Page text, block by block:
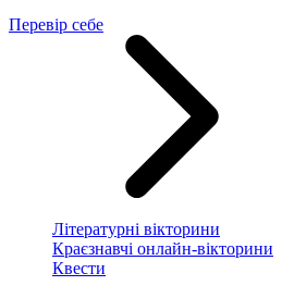
Перевір себе
Літературні вікторини
Краєзнавчі онлайн-вікторини
Квести